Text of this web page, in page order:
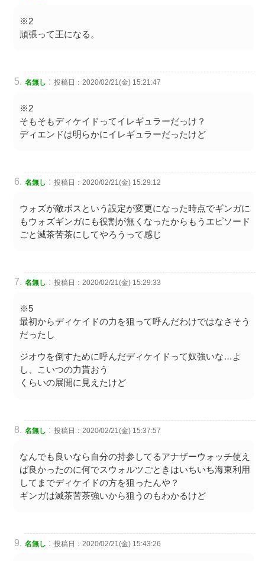
※2
頑張って王になる。
名無し : 投稿日：2020/02/21(金) 15:21:47
※2
そもそもディケイドってイレギュラーだっけ？
ディエンドは明らかにイレギュラーだったけど
名無し : 投稿日：2020/02/21(金) 15:29:12
ウォズが敵ボスという設定が変更になった時点でギンガに
もウォズギンガにも役割が無くなったからもうエピソード
ごと滅茶苦茶にしてやろうって感じ
名無し : 投稿日：2020/02/21(金) 15:29:33
※5
最初からディケイドの力を狙って呼んだわけではなさそう
だったし
ジオウを倒すために呼んだディケイドって奴強いな…よ
し、こいつの力貰おう
くらいの展開に見えたけど
名無し : 投稿日：2020/02/21(金) 15:37:57
なんでも良いなら自分の持参してるアナザーウォッチ使え
ば良かったのに何でスウォルツごときはいちいち海東利用
してまでディケイドの方を狙ったんや？
ギンガは滅茶苦茶強いから狙うのもわかるけど
名無し : 投稿日：2020/02/21(金) 15:43:26